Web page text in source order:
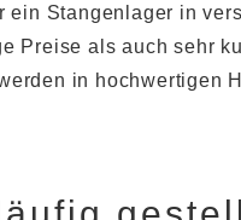
ein Stangenlager in
Preise als auch sehr
in hochwertigen